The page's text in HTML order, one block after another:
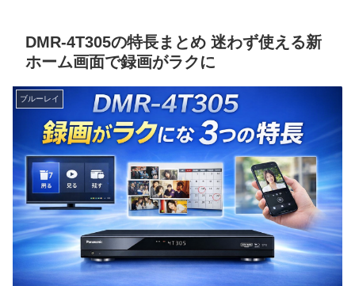
DMR-4T305の特長まとめ 迷わず使える新
ホーム画面で録画がラクに
ブルーレイ